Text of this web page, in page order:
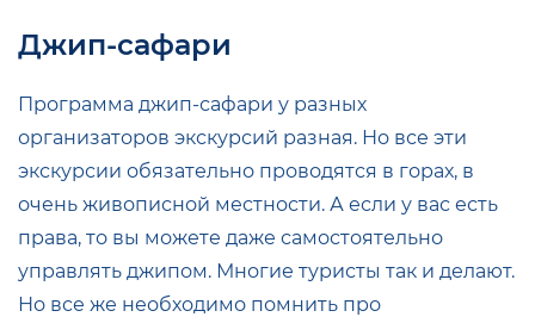
Джип-сафари
Программа джип-сафари у разных
организаторов экскурсий разная. Но все эти
экскурсии обязательно проводятся в горах, в
очень живописной местности. А если у вас есть
права, то вы можете даже самостоятельно
управлять джипом. Многие туристы так и делают.
Но все же необходимо помнить про